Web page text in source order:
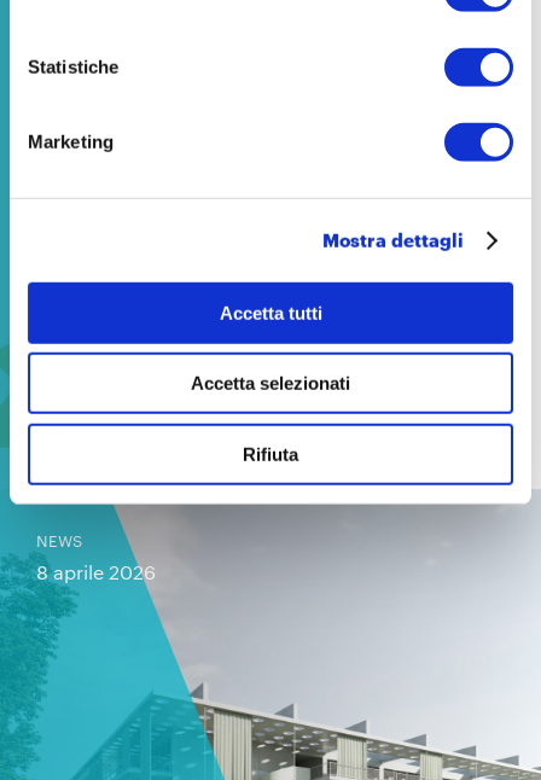
Statistiche
Marketing
Mostra dettagli
Accetta tutti
Accetta selezionati
Rifiuta
I sistemi educativi per l’infanzia in
Italia e in Europa
NEWS
8 aprile 2026